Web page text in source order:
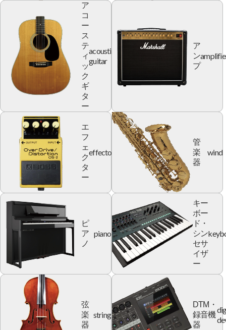
ア
コ
ー
ス
テ
ィ
ッ
ク
ギ
タ
ー
acoustic
guitar
ア
ン
プ
エ
フ
ェ
ク
タ
ー
effector
管
楽
器
wind
ピ
ア
ノ
piano
キー
ボー
ド・
シン
セサ
イザ
ー
弦
楽
器
string
DTM・
録音機
器